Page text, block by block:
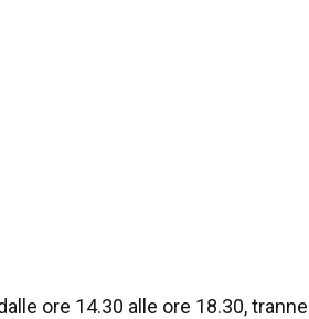
ore 14.30 alle ore 18.30,